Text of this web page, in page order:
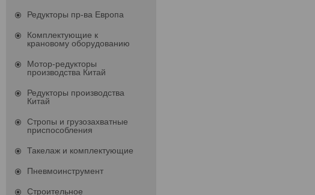
Редукторы пр-ва Европа
Комплектующие к
крановому оборудованию
Мотор-редукторы
производства Китай
Редукторы производства
Китай
Стропы и грузозахватные
приспособления
Такелаж и комплектующие
Пневмоинструмент
Строительное